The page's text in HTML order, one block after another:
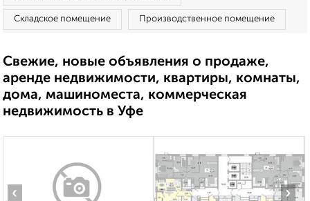
Складское помещение Производственное помещение
Свежие, новые объявления о продаже,
аренде недвижимости, квартиры, комнаты,
дома, машиноместа, коммерческая
недвижимость в Уфе
‹ ›